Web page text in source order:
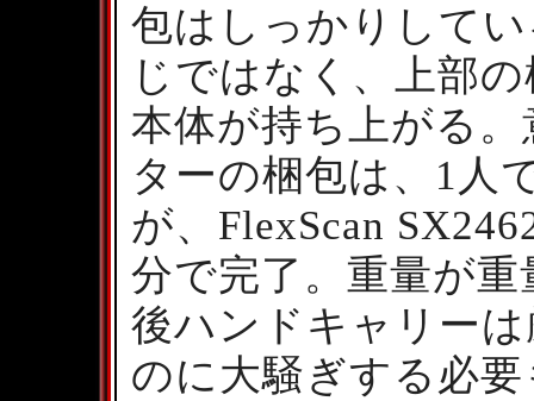
包はしっかりして
じではなく、上部
本体が持ち上がる
ターの梱包は、1人
が、FlexScan
分で完了。重量が
後ハンドキャリー
のに大騒ぎする必